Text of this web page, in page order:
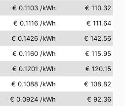
€ 0.1103 /kWh
€ 110.32
€ 0.1116 /kWh
€ 111.64
€ 0.1426 /kWh
€ 142.56
€ 0.1160 /kWh
€ 115.95
€ 0.1201 /kWh
€ 120.15
€ 0.1088 /kWh
€ 108.82
€ 0.0924 /kWh € 92.36